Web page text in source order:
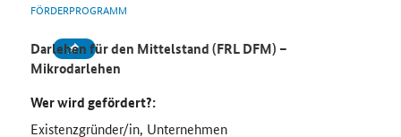
FÖRDERPROGRAMM
Darlehen für den Mittelstand (FRL DFM) –
Mikrodarlehen
Wer wird gefördert?:
Existenzgründer/in, Unternehmen